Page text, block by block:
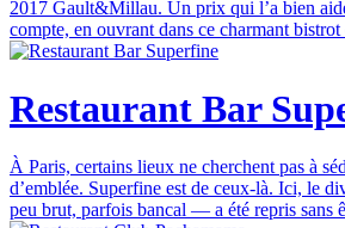
2017 Gault&Millau. Un prix qui l’a bien
compte, en ouvrant dans ce charmant
Restaurant Bar
À Paris, certains lieux ne cherchent pas à
d’emblée. Superfine est de ceux-là. Ici, le
peu brut, parfois bancal — a été repris sans